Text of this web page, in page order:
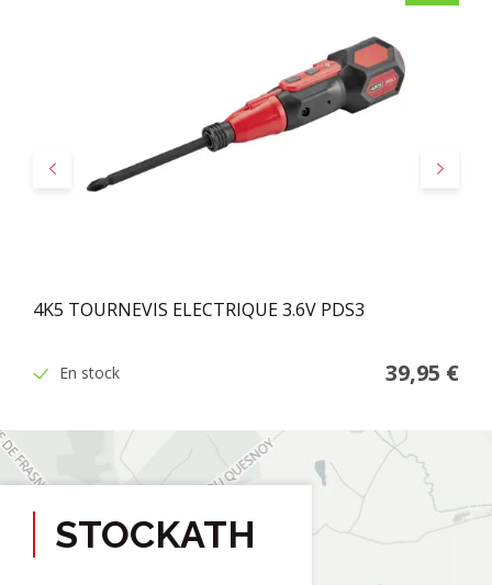
Précédent Suivant
4K5 TOURNEVIS ELECTRIQUE 3.6V PDS3
En stock 39,95 €
STOCKATH